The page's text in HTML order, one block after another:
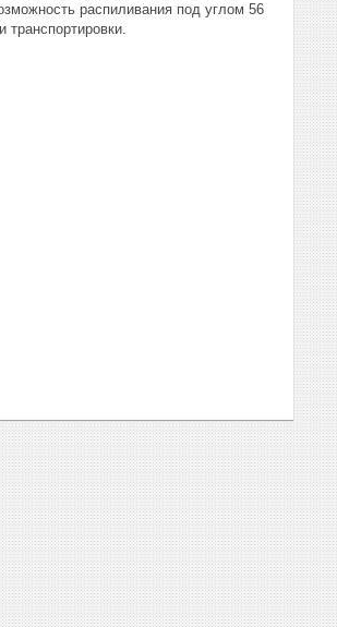
распиливания под углом 56